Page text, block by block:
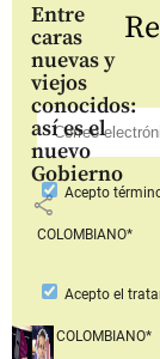
Entre
caras
nuevas y
viejos
conocidos:
así es el
nuevo
Gobierno
share Acepto
COLOMBIANO*
Acepto el
EL COLOMBIANO*